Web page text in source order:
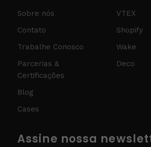
Sobre nós
Contato
Trabalhe Conosco
Parcerias &
Certificações
Blog
Cases
VTEX
Shopify
Wake
Deco
Assine nossa